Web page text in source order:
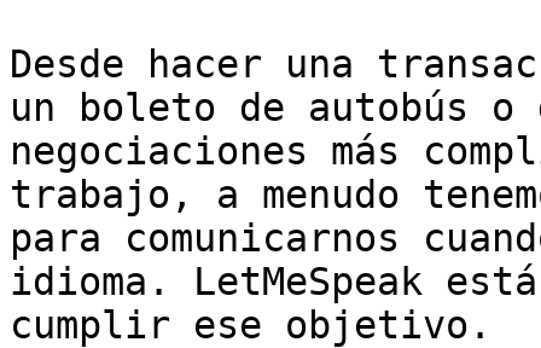
Desde hacer una
un boleto de autobús
negociaciones más
trabajo, a menudo
para comunicarnos
idioma. LetMeSpeak
cumplir ese objetivo.